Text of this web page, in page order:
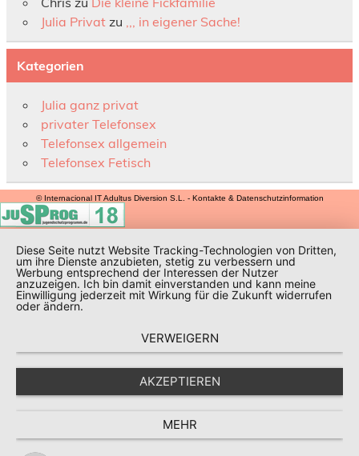
Julia Privatzu ,,, in eigener Sache!
Kategorien
Julia ganz privat
privater Telefonsex
Telefonsex allgemein
Telefonsex Fetisch
© Internacional IT Adultus Diversion S.L. - Kontakte & Datenschutzinformation
Diese Seite nutzt Website Tracking-Technologien von Dritten,
um ihre Dienste anzubieten, stetig zu verbessern und
Werbung entsprechend der Interessen der Nutzer
anzuzeigen. Ich bin damit einverstanden und kann meine
Einwilligung jederzeit mit Wirkung für die Zukunft widerrufen
oder ändern.
VERWEIGERN
AKZEPTIEREN
MEHR